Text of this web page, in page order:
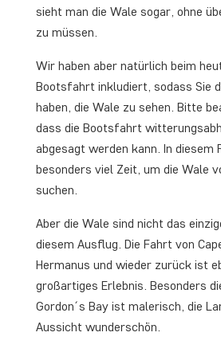
sieht man die Wale sogar, ohne
zu müssen.
Wir haben aber natürlich beim
Bootsfahrt inkludiert, sodass Sie
haben, die Wale zu sehen. Bitte
dass die Bootsfahrt
abgesagt werden kann. In diesem
besonders viel Zeit, um die Wale
suchen.
Aber die Wale sind nicht das
diesem Ausflug. Die Fahrt von
Hermanus und wieder zurück ist
großartiges Erlebnis. Besonders
Gordon´s Bay ist malerisch, die
Aussicht wunderschön.